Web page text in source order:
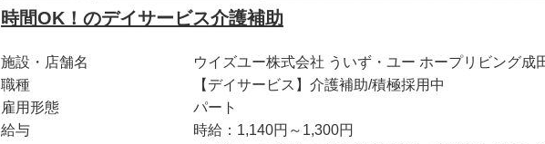
時間OK！のデイサービス介護補助
施設・店舗名
ウイズユー株式会社 ういず・ユー ホープリビング成
職種
【デイサービス】介護補助/積極採用中
雇用形態
パート
給与
時給：1,140円～1,300円